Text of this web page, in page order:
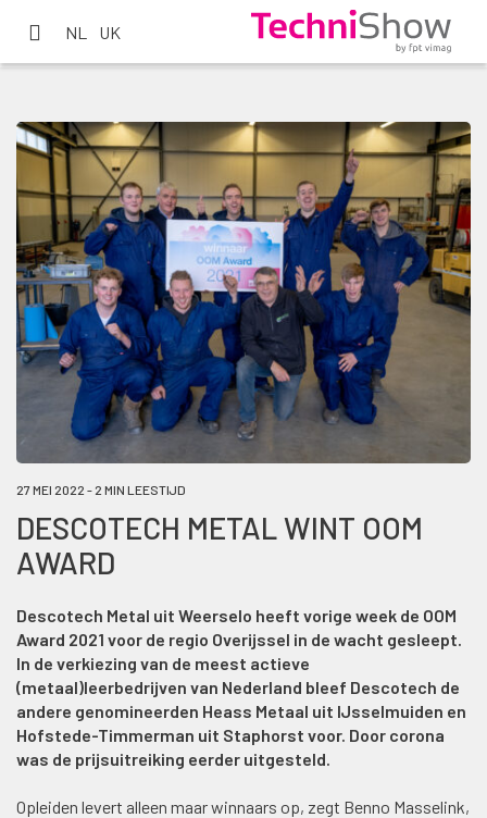
NL UK
27 MEI 2022 - 2 MIN LEESTIJD
DESCOTECH METAL WINT OOM
AWARD
Descotech Metal uit Weerselo heeft vorige week de OOM
Award 2021 voor de regio Overijssel in de wacht gesleept.
In de verkiezing van de meest actieve
(metaal)leerbedrijven van Nederland bleef Descotech de
andere genomineerden Heass Metaal uit IJsselmuiden en
Hofstede-Timmerman uit Staphorst voor. Door corona
was de prijsuitreiking eerder uitgesteld.
Opleiden levert alleen maar winnaars op, zegt Benno Masselink,